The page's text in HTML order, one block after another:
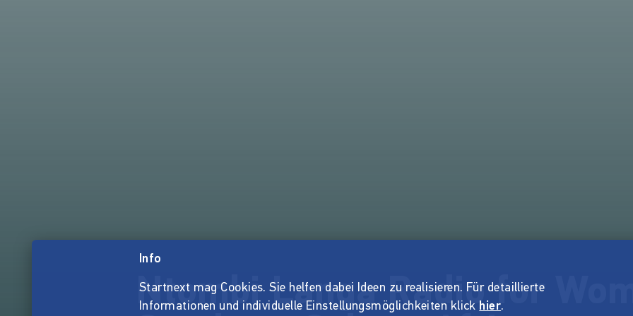
Ntombi Langa Radio for
Info
Startnext mag Cookies. Sie helfen dabei Ideen zu realisieren. Für detaillierte
Informationen und individuelle Einstellungsmöglichkeiten klick hier.